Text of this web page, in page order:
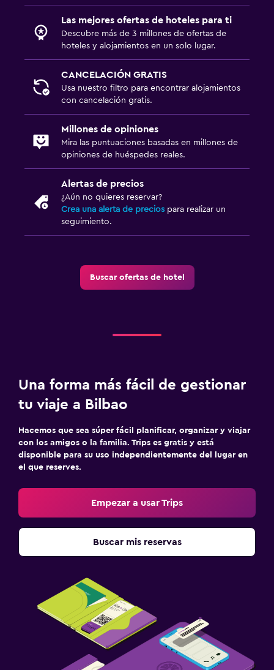
Las mejores ofertas de hoteles para ti
Descubre más de 3 millones de ofertas de
hoteles y alojamientos en un solo lugar.
CANCELACIÓN GRATIS
Usa nuestro filtro para encontrar alojamientos
con cancelación gratis.
Millones de opiniones
Mira las puntuaciones basadas en millones de
opiniones de huéspedes reales.
Alertas de precios
¿Aún no quieres reservar?
Crea una alerta de precios para realizar un
seguimiento.
Buscar ofertas de hotel
Una forma más fácil de gestionar
tu viaje a Bilbao
Hacemos que sea súper fácil planificar, organizar y viajar
con los amigos o la familia. Trips es gratis y está
disponible para su uso independientemente del lugar en
el que reserves.
Empezar a usar Trips
Buscar mis reservas